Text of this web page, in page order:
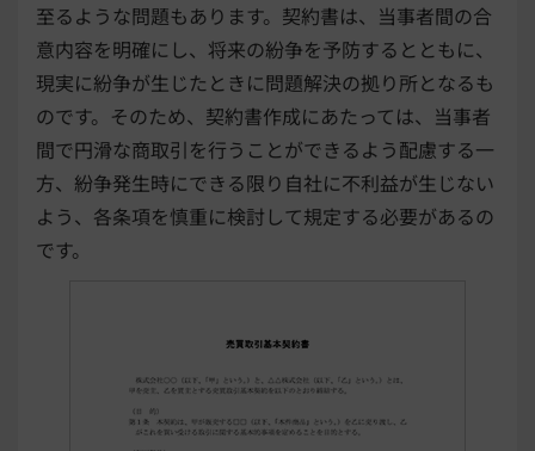
至るような問題もあります。契約書は、当事者間の合
意内容を明確にし、将来の紛争を予防するとともに、
現実に紛争が生じたときに問題解決の拠り所となるも
のです。そのため、契約書作成にあたっては、当事者
間で円滑な商取引を行うことができるよう配慮する一
方、紛争発生時にできる限り自社に不利益が生じない
よう、各条項を慎重に検討して規定する必要があるの
です。